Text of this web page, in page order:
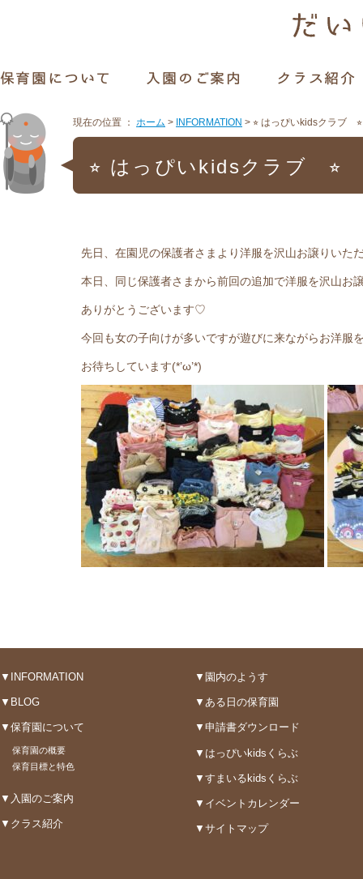
現在の位置 ： ホーム > INFORMATION > ⭐︎ はっぴいkidsクラブ
⭐︎ はっぴいkidsクラブ ⭐︎
先日、在園児の保護者さまより洋服を沢山お譲りいた
本日、同じ保護者さまから前回の追加で洋服を沢山お
ありがとうございます♡
今回も女の子向けが多いですが遊びに来ながらお洋
お待ちしています(*’ω’*)
▼INFORMATION
▼BLOG
▼保育園について
保育園の概要
保育目標と特色
▼入園のご案内
▼クラス紹介
▼園内のようす
▼ある日の保育園
▼申請書ダウンロード
▼はっぴいkidsくらぶ
▼すまいるkidsくらぶ
▼イベントカレンダー
▼サイトマップ